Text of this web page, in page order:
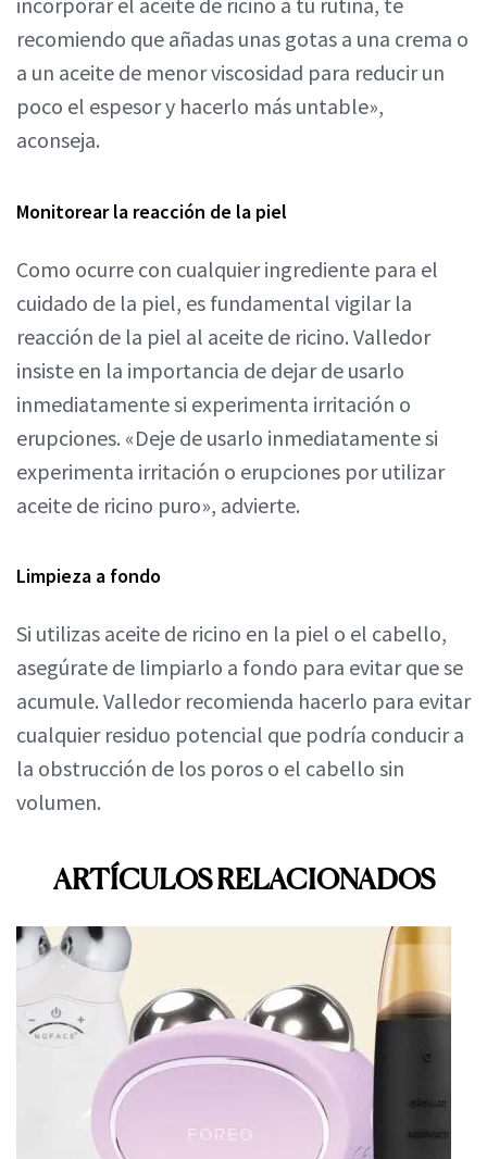
recomiendo que añadas unas gotas a una crema o
a un aceite de menor viscosidad para reducir un
poco el espesor y hacerlo más untable»,
aconseja.
Monitorear la reacción de la piel
Como ocurre con cualquier ingrediente para el
cuidado de la piel, es fundamental vigilar la
reacción de la piel al aceite de ricino. Valledor
insiste en la importancia de dejar de usarlo
inmediatamente si experimenta irritación o
erupciones. «Deje de usarlo inmediatamente si
experimenta irritación o erupciones por utilizar
aceite de ricino puro», advierte.
Limpieza a fondo
Si utilizas aceite de ricino en la piel o el cabello,
asegúrate de limpiarlo a fondo para evitar que se
acumule. Valledor recomienda hacerlo para evitar
cualquier residuo potencial que podría conducir a
la obstrucción de los poros o el cabello sin
volumen.
ARTÍCULOS RELACIONADOS